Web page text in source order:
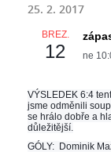
25. 2. 2017
BŘEZ.
12 ne
VÝSLEDEK 6:4
jsme odměnili
se hrálo dobře a
důležitější.
GÓLY: Dominik